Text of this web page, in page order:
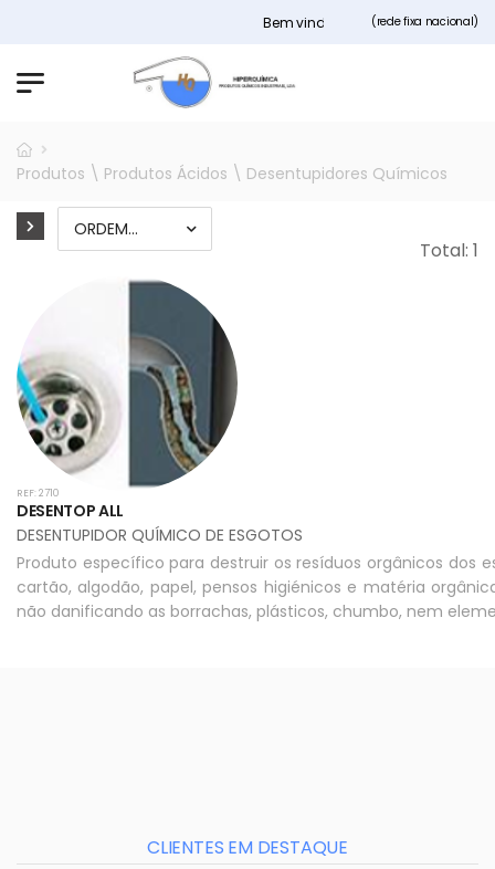
Bem vindos ao nosso site(rede fixa nacional)
Produtos \ Produtos Ácidos \ Desentupidores Químicos
Total: 1
REF: 2710
DESENTOP ALL
DESENTUPIDOR QUÍMICO DE ESGOTOS
Produto específico para destruir os resíduos orgânicos dos
cartão, algodão, papel, pensos higiénicos e matéria
não danificando as borrachas, plásticos, chumbo, nem
CLIENTES EM DESTAQUE